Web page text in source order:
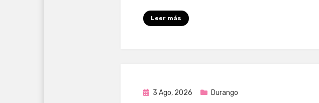
Leer más
Publicada
3 Ago, 2026 Durango